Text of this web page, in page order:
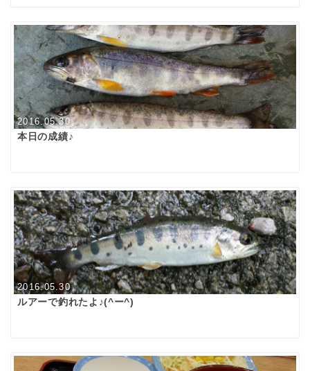
2016.05.30
本日の成績♪
2016.05.30
ルアーで釣れたよ♪(^ー^)